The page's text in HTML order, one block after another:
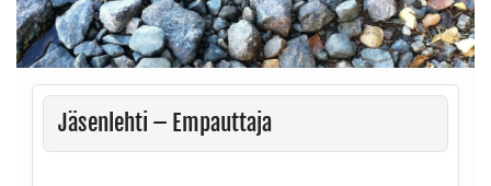
Jäsenlehti – Empauttaja